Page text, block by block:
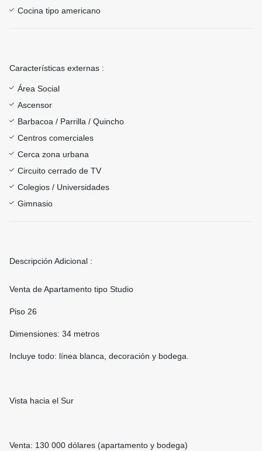
Cocina tipo americano
Características externas :
Área Social
Ascensor
Barbacoa / Parrilla / Quincho
Centros comerciales
Cerca zona urbana
Circuito cerrado de TV
Colegios / Universidades
Gimnasio
Descripción Adicional :
Venta de Apartamento tipo Studio
Piso 26
Dimensiones: 34 metros
Incluye todo: línea blanca, decoración y bodega.
Vista hacia el Sur
Venta: 130 000 dólares (apartamento y bodega)